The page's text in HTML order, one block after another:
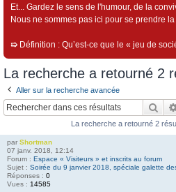
Et... Gardez le sens de l'humour, de la
Nous ne sommes pas ici pour se prendre la
➯ Définition : Qu’est-ce que le « jeu de
La recherche a retourné 2
Aller sur la recherche avancée
La recherche a retourné 2
par Shortman
07 janv. 2018, 12:14
Forum : Espace « Visiteurs » et inscrits au forum
Sujet : Soirée du 9 janvier 2018, spéciale galette
Réponses : 0
Vues : 14585